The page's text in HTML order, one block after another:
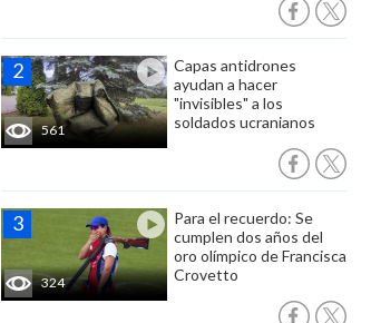
561
Capas antidrones
ayudan a hacer
"invisibles" a los
soldados ucranianos
324
Para el recuerdo: Se
cumplen dos años del
oro olímpico de Francisca
Crovetto